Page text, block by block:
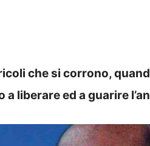
che si corrono,
liberare ed a guarire